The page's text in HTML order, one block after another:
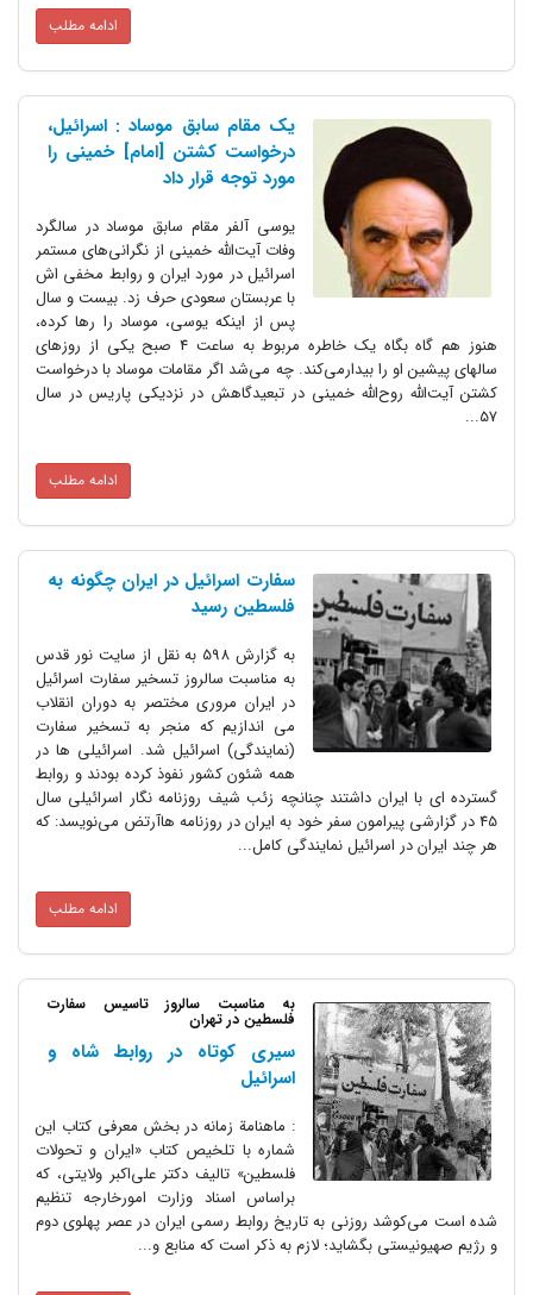
ادامه مطلب
یک مقام سابق موساد : اسرائیل،
درخواست کشتن [امام] خمینی را
مورد توجه قرار داد
یوسی آلفر مقام سابق موساد در سالگرد
وفات آیت‌الله خمینی از نگرانی‌های مستمر
اسرائیل در مورد ایران و روابط مخفی اش
با عربستان سعودی حرف زد. بیست و سال
پس از اینکه یوسی، موساد را رها کرده،
هنوز هم گاه بگاه یک خاطره مربوط به ساعت 4 صبح یکی از روزهای
سالهای پیشین او را بیدارمی‌کند. چه می‌شد اگر مقامات موساد با درخواست
کشتن آیت‌الله روح‌الله خمینی در تبعیدگاهش در نزدیکی پاریس در سال
ادامه مطلب
سفارت اسرائیل در ایران چگونه به
فلسطین رسید
به گزارش 598 به نقل از سایت نور قدس
به مناسبت سالروز تسخیر سفارت اسرائیل
در ایران مروری مختصر به دوران انقلاب
می اندازیم که منجر به تسخیر سفارت
(نمایندگی) اسرائیل شد. اسرائیلی ها در
همه شئون کشور نفوذ کرده بودند و روابط
گسترده ای با ایران داشتند چنانچه زئب شیف روزنامه نگار اسرائیلی سال
45 در گزارشی پیرامون سفر خود به ایران در روزنامه‌ هاآرتض می‌نویسد: که
هر چند ایران در اسرائیل نمایندگی کامل...
ادامه مطلب
به مناسبت سالروز تاسیس سفارت
فلسطین در تهران
‌سیری‌ کوتاه‌ در روابط‌ شاه‌ و
اسرائیل‌ ‌ ‌
‌: ماهنامة‌ زمانه‌ در بخش‌ معرفی‌ کتاب‌ این‌
شماره‌ با تلخیص‌ کتاب‌ «ایران‌ و تحولات‌
فلسطین» تالیف‌ دکتر علی‌اکبر ولایتی، که‌
براساس‌ اسناد وزارت‌ امورخارجه‌ تنظیم‌
شده‌ است‌ می‌کوشد روزنی‌ به‌ تاریخ‌ روابط‌ رسمی‌ ایران‌ در عصر پهلوی‌ دوم‌
و رژیم‌ صهیونیستی‌ بگشاید؛ لازم‌ به‌ ذکر است‌ که‌ منابع‌ و...